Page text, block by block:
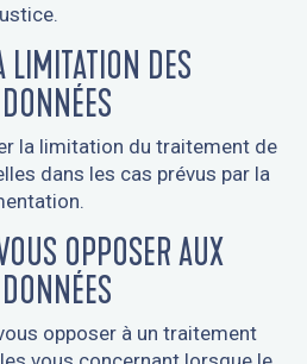
LIMITATION DES
la limitation du traitement de
dans les cas prévus par la
OPPOSER AUX
opposer à un traitement